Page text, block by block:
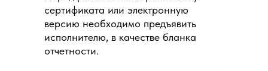
сертификата или электронную
версию необходимо предъявить
исполнителю, в качестве бланка
отчетности.